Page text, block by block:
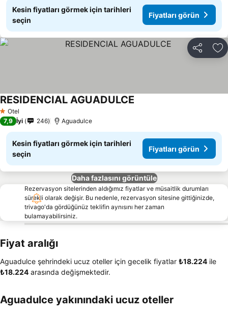
Kesin fiyatları görmek için tarihleri
seçin
Fiyatları görün
Paylaş
1 Yıldız
Otel
RESIDENCIAL AGUADULCE
7,9 İyi 246 Aguadulce
Kesin fiyatları görmek için tarihleri
seçin
Fiyatları görün
Daha fazlasını görüntüle
Rezervasyon sitelerinden aldığımız fiyatlar ve müsaitlik durumları
sürekli olarak değişir. Bu nedenle, rezervasyon sitesine gittiğinizde,
trivago'da gördüğünüz teklifin aynısını her zaman
bulamayabilirsiniz.
Fiyat aralığı
Aguadulce şehrindeki ucuz oteller için gecelik fiyatlar ‎₺18.224 ile
‎₺18.224 arasında değişmektedir.
Aguadulce yakınındaki ucuz oteller